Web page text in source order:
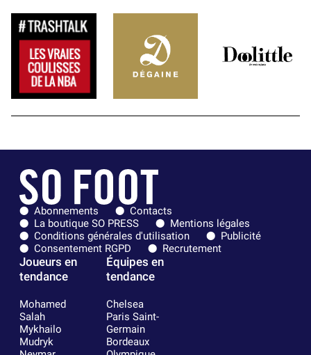
Abonnements
Contacts
La boutique SO PRESS
Mentions légales
Conditions générales d'utilisation
Publicité
Consentement RGPD
Recrutement
Joueurs en
tendance
Mohamed
Salah
Mykhailo
Mudryk
Équipes en
tendance
Chelsea
Paris Saint-
Germain
Bordeaux